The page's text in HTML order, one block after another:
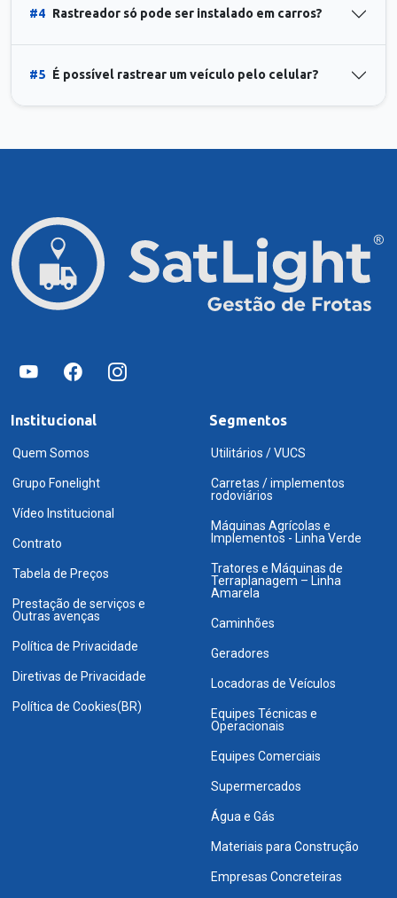
#4 Rastreador só pode ser instalado em carros?
#5 É possível rastrear um veículo pelo celular?
Institucional
Quem Somos
Grupo Fonelight
Vídeo Institucional
Contrato
Tabela de Preços
Prestação de serviços e
Outras avenças
Política de Privacidade
Diretivas de Privacidade
Política de Cookies(BR)
Segmentos
Utilitários / VUCS
Carretas / implementos
rodoviários
Máquinas Agrícolas e
Implementos - Linha Verde
Tratores e Máquinas de
Terraplanagem – Linha
Amarela
Caminhões
Geradores
Locadoras de Veículos
Equipes Técnicas e
Operacionais
Equipes Comerciais
Supermercados
Água e Gás
Materiais para Construção
Empresas Concreteiras